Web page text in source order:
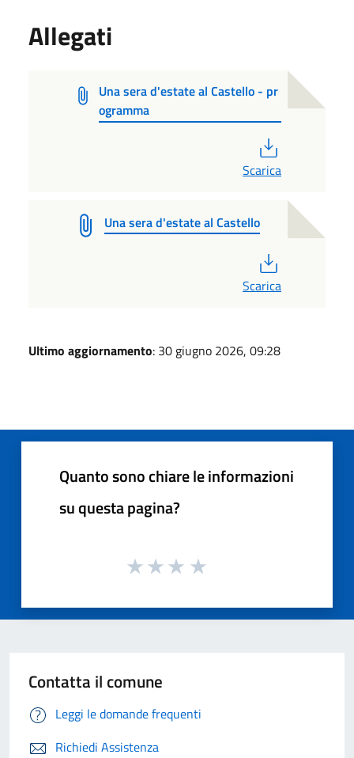
Allegati
Una sera d'estate al Castello - pr
ogramma
Scarica
Una sera d'estate al Castello
Scarica
Ultimo aggiornamento: 30 giugno 2026, 09:28
Quanto sono chiare le informazioni
su questa pagina?
Contatta il comune
Leggi le domande frequenti
Richiedi Assistenza